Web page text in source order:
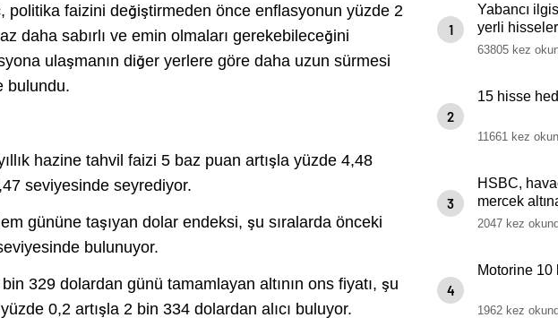
politika faizini değiştirmeden önce enflasyonun yüzde 2
daha sabırlı ve emin olmaları gerekebileceğini
ulaşmanın diğer yerlere göre daha uzun sürmesi
bulundu.
hazine tahvil faizi 5 baz puan artışla yüzde 4,48
seviyesinde seyrediyor.
gününe taşıyan dolar endeksi, şu sıralarda önceki
bulunuyor.
329 dolardan günü tamamlayan altının ons fiyatı, şu
0,2 artışla 2 bin 334 dolardan alıcı buluyor.
1
Yabancı
yerli hisseler
63805 kez
2
15 hisse
11661 kez
3
HSBC,
mercek
2047 kez
4
Motorine 10
1962 kez